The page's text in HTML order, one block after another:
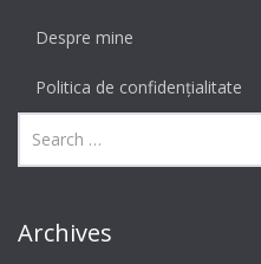
Despre mine
Politica de confidențialitate
Archives